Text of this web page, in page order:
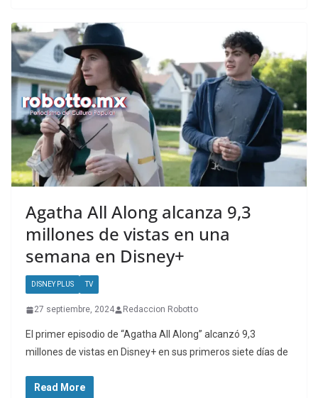
Agatha All Along alcanza 9,3
millones de vistas en una
semana en Disney+
DISNEY PLUS TV
27 septiembre, 2024 Redaccion Robotto
El primer episodio de “Agatha All Along” alcanzó 9,3
millones de vistas en Disney+ en sus primeros siete días de
Read More